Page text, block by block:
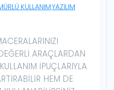
KULLANIM,YAZILIM
ARAÇLARDAN
IPUÇLARIYLA
HEM DE